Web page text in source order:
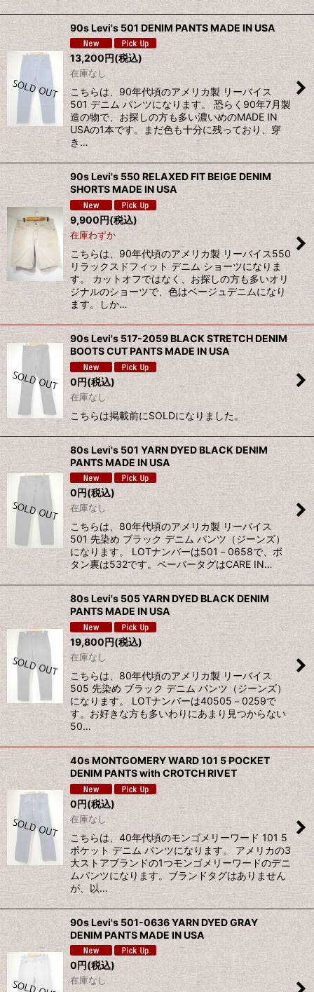
90s Levi's 501 DENIM PANTS MADE IN USA
13,200円(税込)
在庫なし
こちらは、90年代頃のアメリカ製 リーバイス
501 デニム パンツになります。 恐らく90年7月製
造の物で、お探しの方も多い濃いめのMADE IN
USAの1本です。まだ色も十分に残っており、穿
き…
90s Levi's 550 RELAXED FIT BEIGE DENIM
SHORTS MADE IN USA
9,900円(税込)
在庫わずか
こちらは、90年代頃のアメリカ製 リーバイス550
リラックスドフィット デニム ショーツになりま
す。 カットオフではなく、お探しの方も多いオリ
ジナルのショーツで、色はベージュデニムになり
ます。しか…
90s Levi's 517-2059 BLACK STRETCH DENIM
BOOTS CUT PANTS MADE IN USA
0円(税込)
在庫なし
こちらは掲載前にSOLDになりました。
80s Levi's 501 YARN DYED BLACK DENIM
PANTS MADE IN USA
0円(税込)
在庫なし
こちらは、80年代頃のアメリカ製 リーバイス
501 先染め ブラック デニム パンツ（ジーンズ）
になります。 LOTナンバーは501－0658で、ボ
タン裏は532です。ペーパータグはCARE IN…
80s Levi's 505 YARN DYED BLACK DENIM
PANTS MADE IN USA
19,800円(税込)
在庫なし
こちらは、80年代頃のアメリカ製 リーバイス
505 先染め ブラック デニム パンツ（ジーンズ）
になります。 LOTナンバーは40505－0259で
す。お好きな方も多いわりにあまり見つからない
50…
40s MONTGOMERY WARD 101 5 POCKET
DENIM PANTS with CROTCH RIVET
0円(税込)
在庫なし
こちらは、40年代頃のモンゴメリーワード 101 5
ポケット デニム パンツになります。 アメリカの3
大ストアブランドの1つモンゴメリーワードのデニ
ムパンツになります。ブランドタグはありません
が、以…
90s Levi's 501-0636 YARN DYED GRAY
DENIM PANTS MADE IN USA
0円(税込)
在庫なし